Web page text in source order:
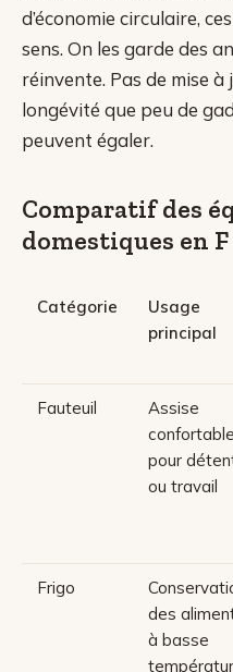
d’économie circulaire,
sens. On les garde des
réinvente. Pas de mise
longévité que peu de
peuvent égaler.
Comparatif des
domestiques en F
Catégorie
Usage
principal
Fauteuil
Assise
confortable
pour
ou travail
Frigo
des
à basse